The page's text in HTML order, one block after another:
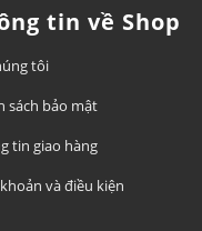
tin về Shop
tôi
sách bảo mật
tin giao hàng
và điều kiện